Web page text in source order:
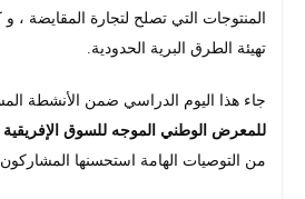
المنتوجات التي تصلح لتجارة المقايضة ،
تهيئة الطرق البرية الحدودية.
جاء هذا اليوم الدراسي ضمن الأنشطة
للمعرض الوطني الموجه للسوق الإفريقية
من التوصيات الهامة استحسنها المشاركون.